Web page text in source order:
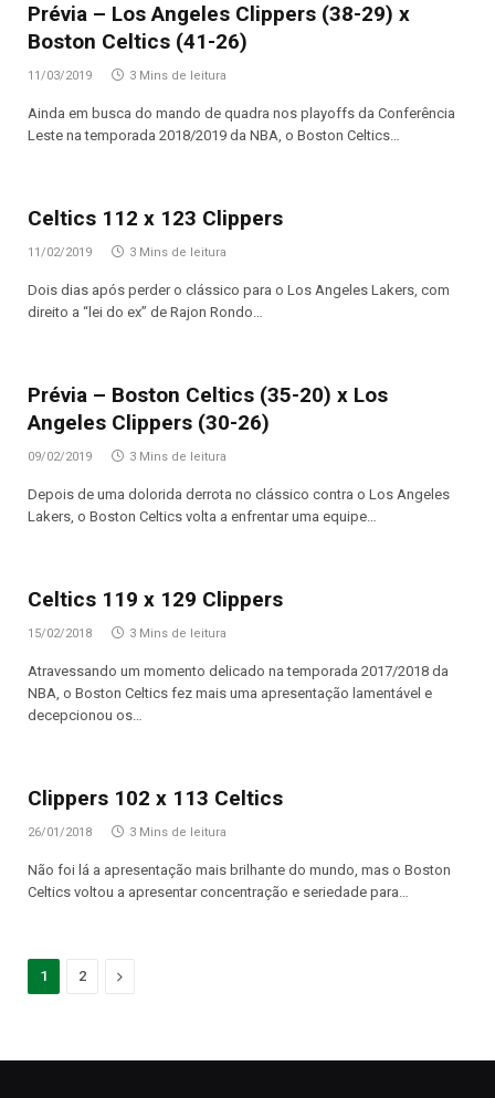
Prévia – Los Angeles Clippers (38-29) x
Boston Celtics (41-26)
11/03/2019 3 Mins de leitura
Ainda em busca do mando de quadra nos playoffs da Conferência
Leste na temporada 2018/2019 da NBA, o Boston Celtics…
Celtics 112 x 123 Clippers
11/02/2019 3 Mins de leitura
Dois dias após perder o clássico para o Los Angeles Lakers, com
direito a “lei do ex” de Rajon Rondo…
Prévia – Boston Celtics (35-20) x Los
Angeles Clippers (30-26)
09/02/2019 3 Mins de leitura
Depois de uma dolorida derrota no clássico contra o Los Angeles
Lakers, o Boston Celtics volta a enfrentar uma equipe…
Celtics 119 x 129 Clippers
15/02/2018 3 Mins de leitura
Atravessando um momento delicado na temporada 2017/2018 da
NBA, o Boston Celtics fez mais uma apresentação lamentável e
decepcionou os…
Clippers 102 x 113 Celtics
26/01/2018 3 Mins de leitura
Não foi lá a apresentação mais brilhante do mundo, mas o Boston
Celtics voltou a apresentar concentração e seriedade para…
1 2 Proximo